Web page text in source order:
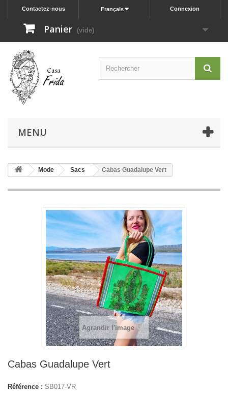
Connexion
Français
Contactez-nous
Panier (vide)
MENU
Mode Sacs Cabas Guadalupe Vert
Agrandir l'image
Cabas Guadalupe Vert
Référence : SB017-VR